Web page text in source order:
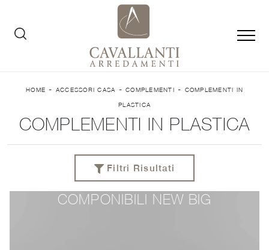
HOME - ACCESSORI CASA - COMPLEMENTI - COMPLEMENTI IN
PLASTICA
COMPLEMENTI IN PLASTICA
Filtri Risultati
COMPONIBILI NEW BIG